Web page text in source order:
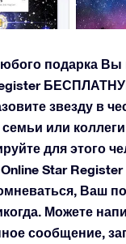
подарка Вы
звезду в
семьи или
для этого
Star Register
Ваш
Можете
сообщение,